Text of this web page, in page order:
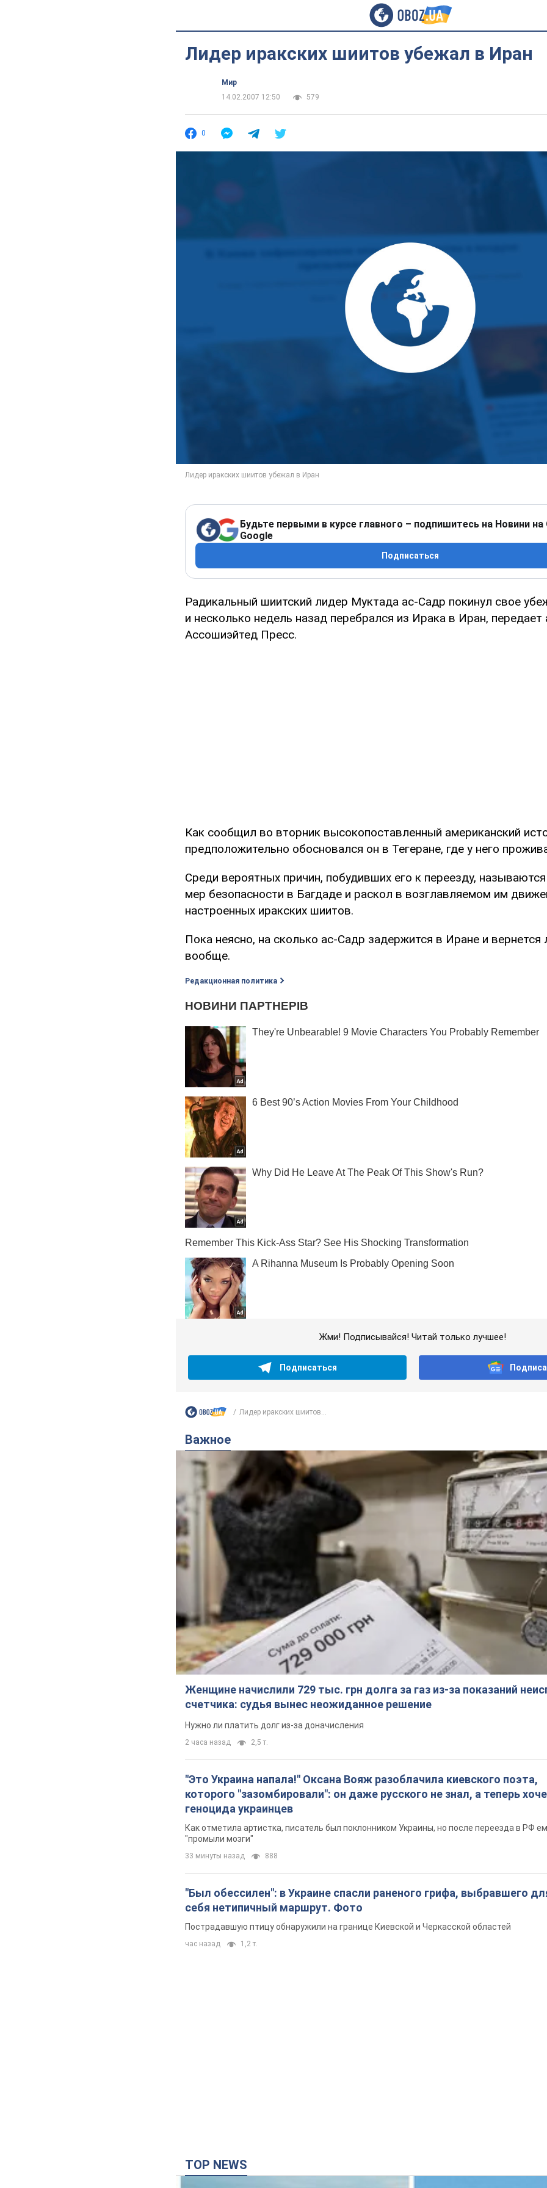
Лидер иракских шиитов убежал в Иран
Мир
14.02.2007 12:50
579
0
Будьте первыми в курсе главного – подпишитесь на Новини на
Google
Подписаться
Радикальный шиитский лидер Муктада ас-Садр покинул свое
и несколько недель назад перебрался из Ирака в Иран, передает
Ассошиэйтед Пресс.
Как сообщил во вторник высокопоставленный американский
предположительно обосновался он в Тегеране, где у него
Среди вероятных причин, побудивших его к переезду,
мер безопасности в Багдаде и раскол в возглавляемом им
настроенных иракских шиитов.
Пока неясно, на сколько ас-Садр задержится в Иране и вернется
вообще.
Редакционная политика
Жми! Подписывайся! Читай только лучшее!
Подписаться
Лидер иракских шиитов...
Важное
Женщине начислили 729 тыс. грн долга за газ из-за показаний
счетчика: судья вынес неожиданное решение
Нужно ли платить долг из-за доначисления
2 часа назад 2,5 т.
"Это Украина напала!" Оксана Вояж разоблачила киевского поэта,
которого "зазомбировали": он даже русского не знал, а теперь
геноцида украинцев
Как отметила артистка, писатель был поклонником Украины, но после переезда в РФ
"промыли мозги"
33 минуты назад 888
"Был обессилен": в Украине спасли раненого грифа, выбравшего
себя нетипичный маршрут. Фото
Пострадавшую птицу обнаружили на границе Киевской и Черкасской областей
час назад 1,2 т.
TOP NEWS